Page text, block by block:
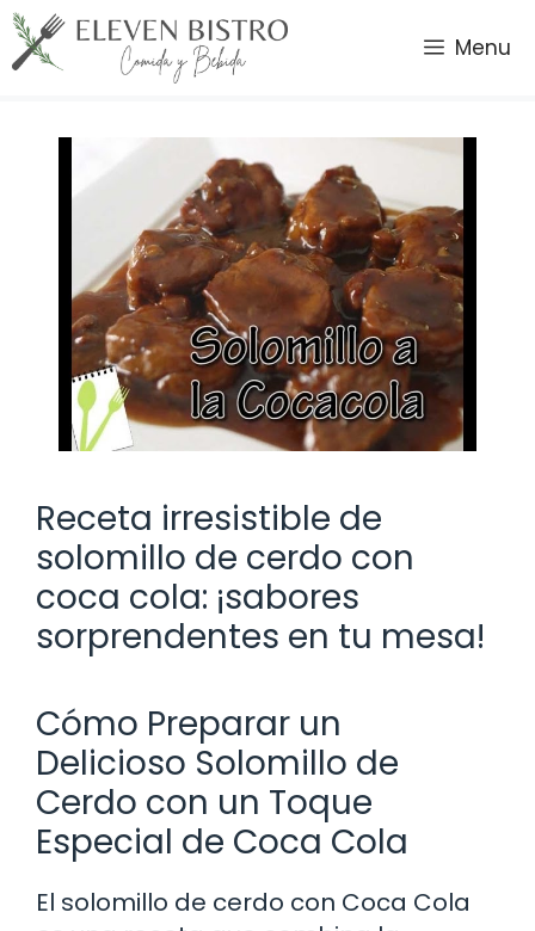
Saltar
al
contenido
Menu
Receta irresistible de
solomillo de cerdo con
coca cola: ¡sabores
sorprendentes en tu mesa!
Cómo Preparar un
Delicioso Solomillo de
Cerdo con un Toque
Especial de Coca Cola
El solomillo de cerdo con Coca Cola